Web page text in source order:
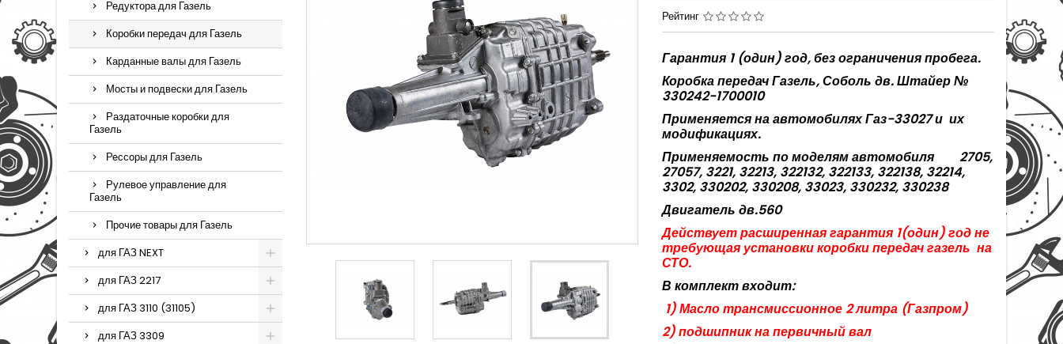
Редуктора для Газель
Коробки передач для Газель
Карданные валы для Газель
Мосты и подвески для Газель
Раздаточные коробки для
Газель
Рессоры для Газель
Рулевое управление для
Газель
Прочие товары для Газель
для ГАЗ NEXT
для ГАЗ 2217
для ГАЗ 3110 (31105)
для ГАЗ 3309
Рейтинг
Гарантия 1 (один) год, без ограничения пробега.
Коробка передач Газель, Соболь дв. Штайер №
330242-1700010
Применяется на автомобилях Газ-33027 и их
модификациях.
Применяемость по моделям автомобиля
2705,
27057, 3221, 32213, 322132, 322133, 322138, 32214,
3302, 330202, 330208, 33023, 330232, 330238
Двигатель дв.560
Действует расширенная гарантия 1(один) год не
требующая установки коробки передач газель на
СТО.
В комплект входит:
1) Масло трансмиссионное 2 литра (Газпром)
2) подшипник на первичный вал